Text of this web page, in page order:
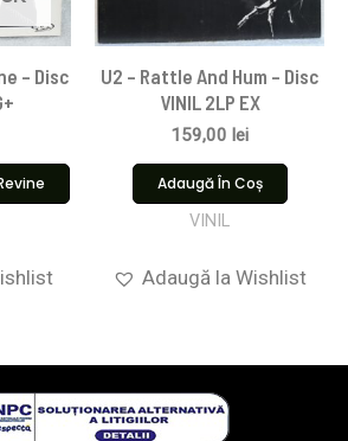
– Disc
U2 – Rattle And Hum – Disc
VINIL 2LP EX
159,00 lei
Adaugă În Coș
VINIL
Adaugă la Wishlist